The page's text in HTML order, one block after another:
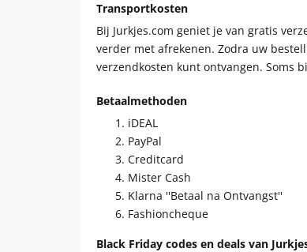
Transportkosten
Bij Jurkjes.com geniet je van gratis
verder met afrekenen. Zodra uw
verzendkosten kunt ontvangen. Soms
Betaalmethoden
iDEAL
PayPal
Creditcard
Mister Cash
Klarna ''Betaal na Ontvangst''
Fashioncheque
Black Friday codes en deals van